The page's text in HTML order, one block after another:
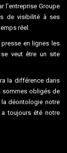
l’entreprise Groupe
de visibilité à ses
réel.
en lignes les
veut être un site
la différence dans
sommes obligés de
déontologie notre
toujours été notre